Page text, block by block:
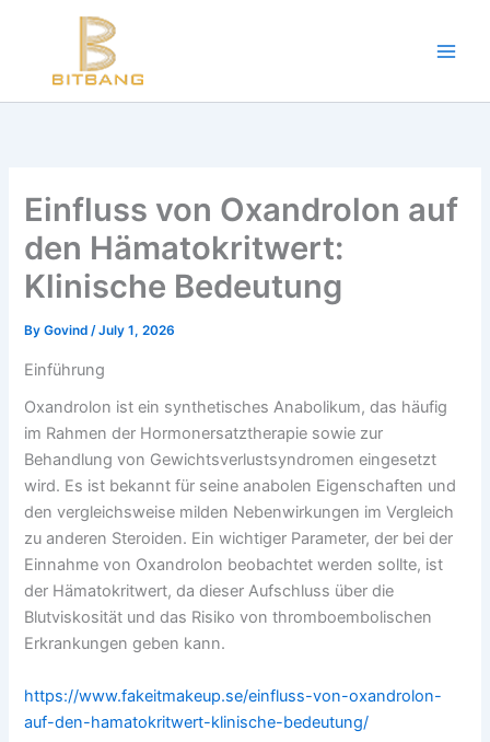
Progressive Overload -
https://en.wikipedia.org/wiki/
WADA Code -https://www.wada-ama.org/en/resources/world-
Training Frequency -https://www.youtube.com/
Einfluss von Oxandrolon auf
den Hämatokritwert:
Klinische Bedeutung
ByGovind/July 1, 2026
Einführung
Oxandrolon ist ein synthetisches Anabolikum, das häufig
im Rahmen der Hormonersatztherapie sowie zur
Behandlung von Gewichtsverlustsyndromen eingesetzt
wird. Es ist bekannt für seine anabolen Eigenschaften und
den vergleichsweise milden Nebenwirkungen im Vergleich
zu anderen Steroiden. Ein wichtiger Parameter, der bei der
Einnahme von Oxandrolon beobachtet werden sollte, ist
der Hämatokritwert, da dieser Aufschluss über die
Blutviskosität und das Risiko von thromboembolischen
Erkrankungen geben kann.
https://www.fakeitmakeup.se/einfluss-von-oxandrolon-
auf-den-hamatokritwert-klinische-bedeutung/